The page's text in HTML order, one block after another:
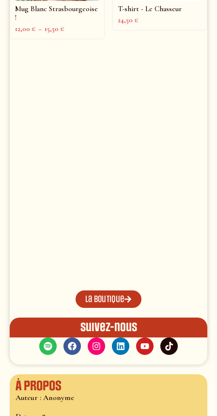
Mug Blanc Strasbourgeoise
!
12,00 € – 15,50 €
T-shirt - Le Chasseur
24,50 €
La boutique
Suivez-nous
À propos
Auteur : Anonyme